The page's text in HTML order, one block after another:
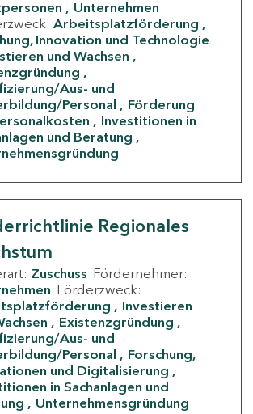
Unternehmen
Arbeitsplatzförderung
Innovation und Technologie
und Wachsen
Aus- und
Personal
Förderung
Investitionen in
und Beratung
Regionales
Zuschuss Fördernehmer:
Förderzweck:
Investieren
Existenzgründung
Aus- und
Personal
Forschung,
und Digitalisierung
in Sachanlagen und
Unternehmensgründung